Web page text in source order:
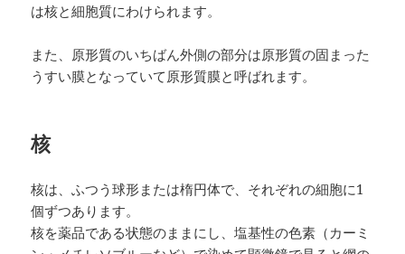
は核と細胞質にわけられます。
また、原形質のいちばん外側の部分は原形質の固まった
うすい膜となっていて原形質膜と呼ばれます。
核
核は、ふつう球形または楕円体で、それぞれの細胞に1
個ずつあります。
核を薬品である状態のままにし、塩基性の色素（カーミ